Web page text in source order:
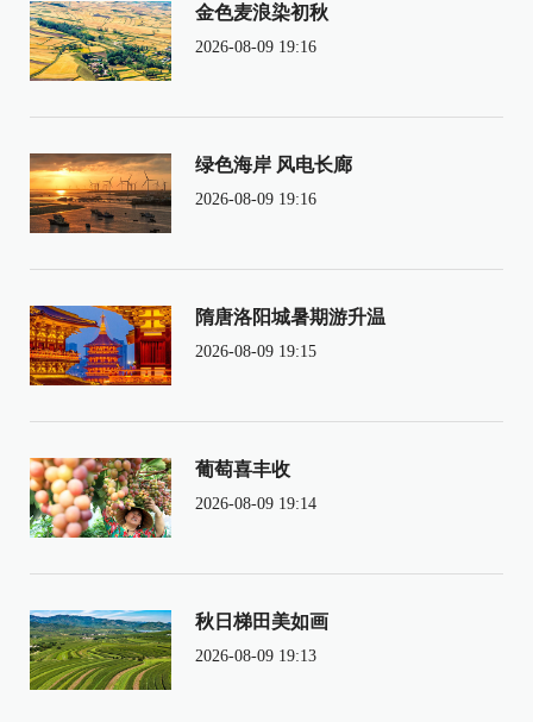
金色麦浪染初秋
2026-08-09 19:16
绿色海岸 风电长廊
2026-08-09 19:16
隋唐洛阳城暑期游升温
2026-08-09 19:15
葡萄喜丰收
2026-08-09 19:14
秋日梯田美如画
2026-08-09 19:13